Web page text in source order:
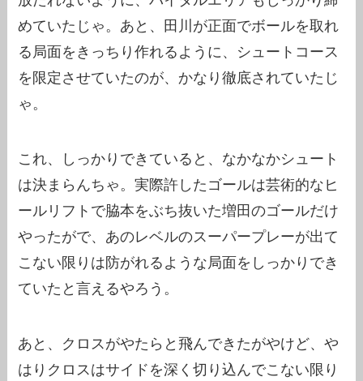
めていたじゃ。あと、田川が正面でボールを取れ
る局面をきっちり作れるように、シュートコース
を限定させていたのが、かなり徹底されていたじ
ゃ。
これ、しっかりできていると、なかなかシュート
は決まらんちゃ。実際許したゴールは芸術的なヒ
ールリフトで脇本をぶち抜いた増田のゴールだけ
やったがで、あのレベルのスーパープレーが出て
こない限りは防がれるような局面をしっかりでき
ていたと言えるやろう。
あと、クロスがやたらと飛んできたがやけど、や
はりクロスはサイドを深く切り込んでこない限り